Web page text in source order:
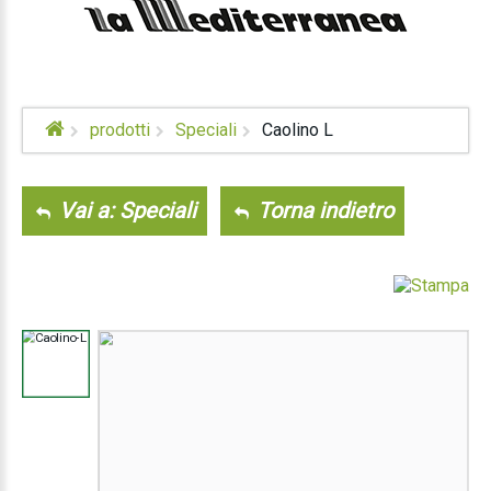
prodotti Speciali Caolino L
Vai a: Speciali Torna indietro